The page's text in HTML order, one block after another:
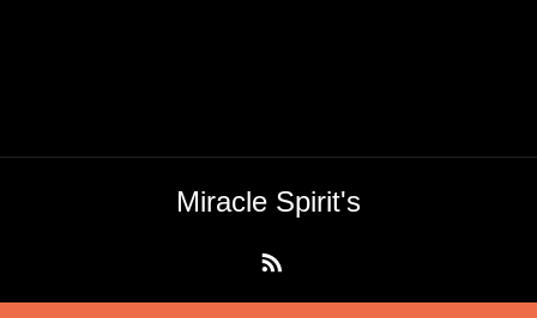
Miracle Spirit's